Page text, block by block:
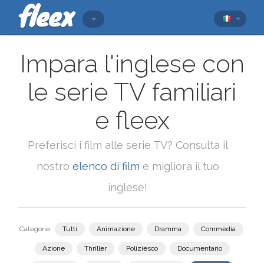
Impara l'inglese con
le serie TV familiari
e fleex
Preferisci i film alle serie TV? Consulta il
nostro elenco di film e migliora il tuo
inglese!
Categorie: Tutti Animazione Dramma Commedia
Azione Thriller Poliziesco Documentario